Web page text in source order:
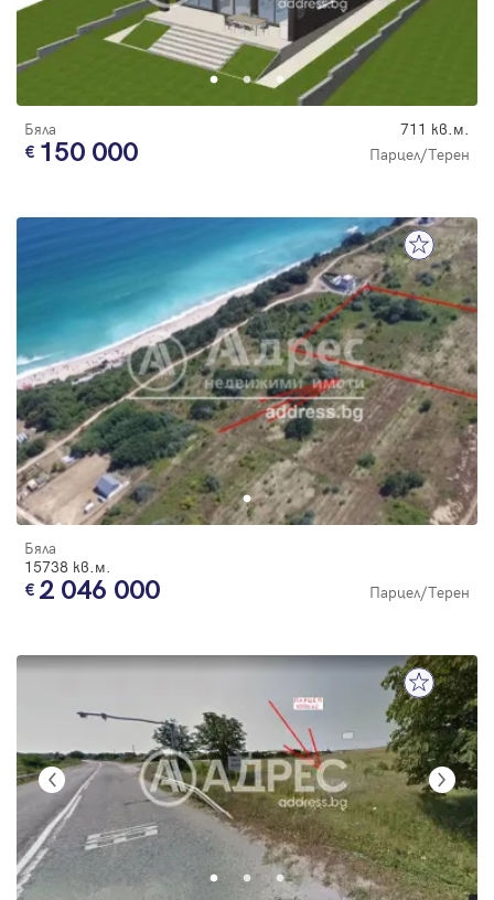
Бяла 711 кв.м.
150 000 Парцел/Терен
Бяла
15738 кв.м.
2 046 000 Парцел/Терен